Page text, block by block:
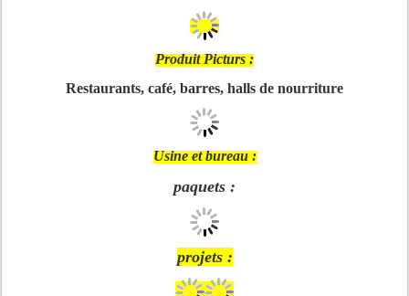
Produit Picturs :
Restaurants, café, barres, halls de nourriture
Usine et bureau :
paquets :
projets :